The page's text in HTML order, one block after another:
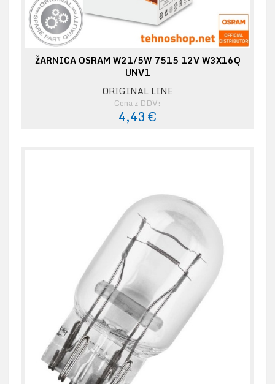
ŽARNICA OSRAM W21/5W 7515 12V W3X16Q
UNV1
ORIGINAL LINE
Cena z DDV:
4,43 €